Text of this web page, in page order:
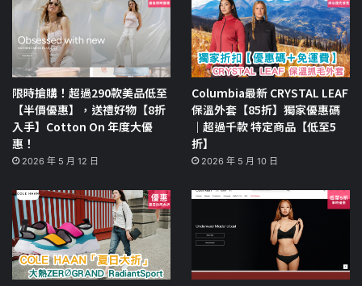
限時搶購！超過290款美品低至
【半價優惠】，送禮好物【8折
入手】Cotton On 年度大優
惠！
2026 年 5 月 12 日
Columbia最新 CRYSTAL LEAF
保溫外套【85折】獨家優惠碼
｜超過千款 特定商品【低至5
折】
2026 年 5 月 10 日